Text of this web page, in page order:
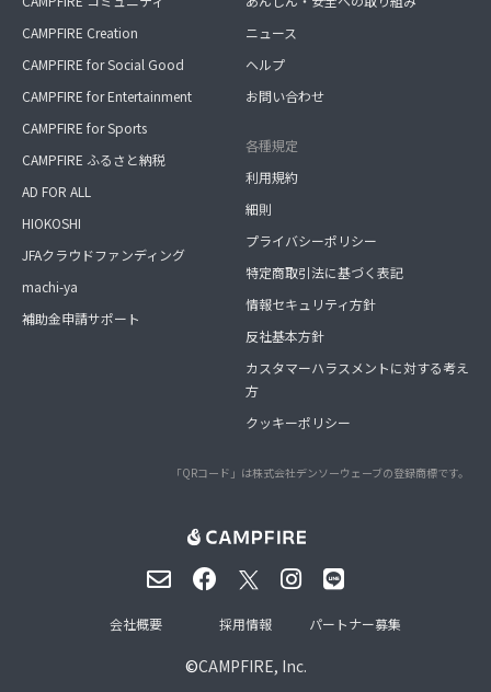
CAMPFIRE Creation
CAMPFIRE for Social Good
CAMPFIRE for Entertainment
CAMPFIRE for Sports
CAMPFIRE ふるさと納税
AD FOR ALL
HIOKOSHI
JFAクラウドファンディング
machi-ya
補助金申請サポート
ニュース
ヘルプ
お問い合わせ
各種規定
利用規約
細則
プライバシーポリシー
特定商取引法に基づく表記
情報セキュリティ方針
反社基本方針
カスタマーハラスメントに対する考え
方
クッキーポリシー
「QRコード」は株式会社デンソーウェーブの登録商標です。
©CAMPFIRE, Inc.
会社概要 採用情報 パートナー募集